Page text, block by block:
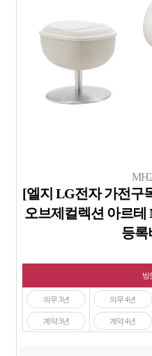
[엘지 LG전자 가전구
오브제컬렉션 아르테
등록
방
의무 3년
계약 3년
의무 4년
계약 4년